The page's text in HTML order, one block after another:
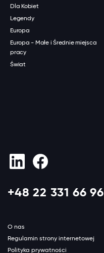
Dla Kobiet
Legendy
Europa
Europa - Małe i Średnie miejsca
pracy
Świat
+48 22 331 66 96
O nas
Regulamin strony internetowej
Polityka prywatności